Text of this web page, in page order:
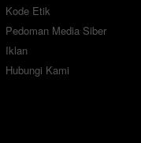
Kode Etik
Pedoman Media Siber
Iklan
Hubungi Kami